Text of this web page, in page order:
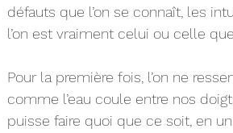
défauts que l’on se connaît, les
l’on est vraiment celui ou celle que
Pour la première fois, l’on ne
comme l’eau coule entre nos
puisse faire quoi que ce soit, en